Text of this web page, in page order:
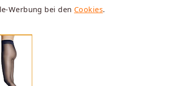
Werbung bei den Cookies.